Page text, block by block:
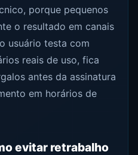
porque pequenos
o resultado em canais
usuário testa com
reais de uso, fica
antes da assinatura
em horários de
evitar retrabalho